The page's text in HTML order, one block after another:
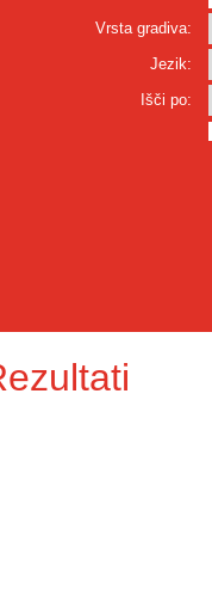
Vrsta gradiva:
Jezik:
Išči po: